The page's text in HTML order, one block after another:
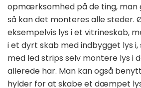
opmærksomhed på de ting, man
så kan det monteres alle steder.
eksempelvis lys i et vitrineskab,
i et dyrt skab med indbygget lys i,
med led strips selv montere lys i
allerede har. Man kan også
hylder for at skabe et dæmpet